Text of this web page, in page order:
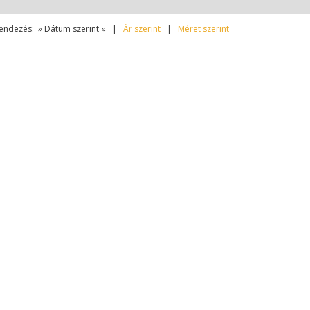
» Dátum szerint « | Ár szerint | Méret szerint